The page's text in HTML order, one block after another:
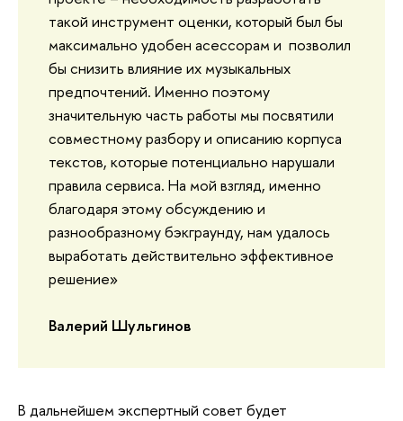
такой инструмент оценки, который был бы
максимально удобен асессорам и позволил
бы снизить влияние их музыкальных
предпочтений. Именно поэтому
значительную часть работы мы посвятили
совместному разбору и описанию корпуса
текстов, которые потенциально нарушали
правила сервиса. На мой взгляд, именно
благодаря этому обсуждению и
разнообразному бэкграунду, нам удалось
выработать действительно эффективное
решение»
Валерий Шульгинов
В дальнейшем экспертный совет будет